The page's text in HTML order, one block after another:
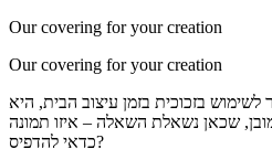
Our covering for your creation
Our covering for your creation
בזכוכית בזמן עיצוב הבית, היא
שכאן נשאלת השאלה – איזו תמונה
כדאי להדפיס?